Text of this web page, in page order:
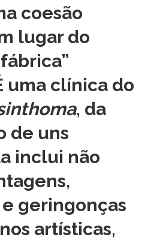
coesão
lugar do
uma clínica do
, da
de uns
inclui não
geringonças
artísticas,